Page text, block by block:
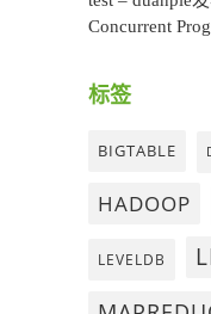
Concurrent
标签
BIGTABLE
HADOOP
LEVELDB